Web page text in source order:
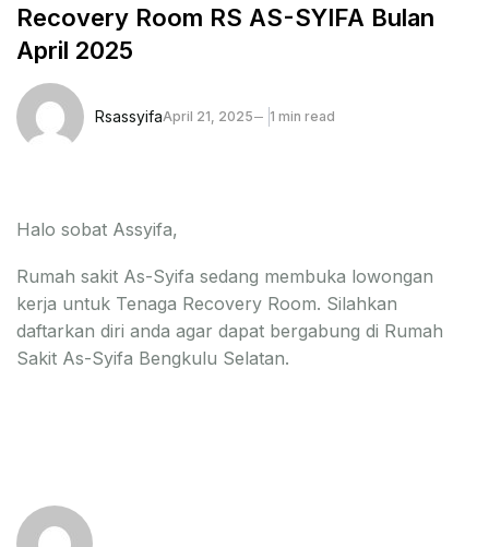
Recovery Room RS AS-SYIFA Bulan
April 2025
RsassyifaApril 21, 2025 1 min read
Halo sobat Assyifa,
Rumah sakit As-Syifa sedang membuka lowongan
kerja untuk Tenaga Recovery Room. Silahkan
daftarkan diri anda agar dapat bergabung di Rumah
Sakit As-Syifa Bengkulu Selatan.